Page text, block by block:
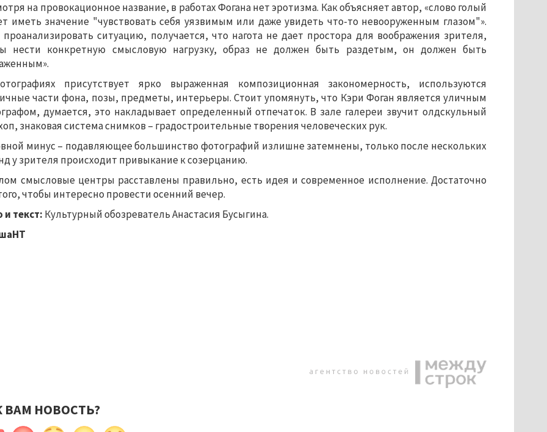
на провокационное название, в работах Фогана нет эротизма. Как объясняет автор, «слово голый
иметь значение "чувствовать себя уязвимым или даже увидеть что-то невооруженным глазом"».
проанализировать ситуацию, получается, что нагота не дает простора для воображения зрителя,
нести конкретную смысловую нагрузку, образ не должен быть раздетым, он должен быть
присутствует ярко выраженная композиционная закономерность, используются
части фона, позы, предметы, интерьеры. Стоит упомянуть, что Кэри Фоган является уличным
думается, это накладывает определенный отпечаток. В зале галереи звучит олдскульный
знаковая система снимков – градостроительные творения человеческих рук.
минус – подавляющее большинство фотографий излишне затемнены, только после нескольких
у зрителя происходит привыкание к созерцанию.
смысловые центры расставлены правильно, есть идея и современное исполнение. Достаточно
чтобы интересно провести осенний вечер.
и текст: Культурный обозреватель Анастасия Бусыгина.
ВАМ НОВОСТЬ?